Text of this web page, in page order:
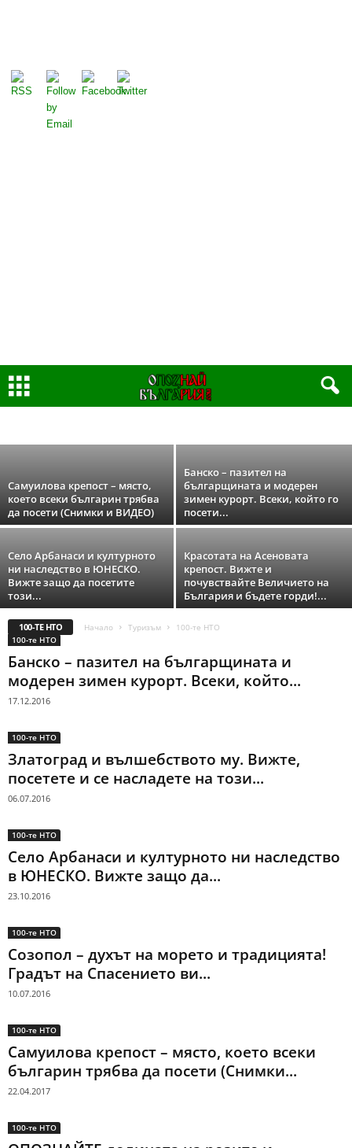
МАНАСТИРИ, ЦЪРКВИ И СВЕТИ МЕСТА
ПРИРОДНИ ЗАБЕЛЕЖИТЕЛНОСТИ
СЕЛА
ЯЗОВИРИ, РЕКИ, ЕЗЕРА
Храм край Земен привлича туристи с
хилядолетна ТАЙНА! (Снимки и ВИДЕО)
Ключът за оцеляването на…
Самуилова крепост – място,
което всеки българин трябва
да посети (Снимки и ВИДЕО)
Банско – пазител на
българщината и модерен
зимен курорт. Всеки, който го
посети...
Село Арбанаси и културното
ни наследство в ЮНЕСКО.
Вижте защо да посетите
този...
Красотата на Асеновата
крепост. Вижте и
почувствайте Величието на
България и бъдете горди!...
100-ТЕ НТО Начало Туризъм
100-те НТО
100-те НТО
Банско – пазител на българщината и
модерен зимен курорт. Всеки, който...
17.12.2016
100-те НТО
Златоград и вълшебството му. Вижте,
посетете и се насладете на този...
06.07.2016
100-те НТО
Село Арбанаси и културното ни наследство
в ЮНЕСКО. Вижте защо да...
23.10.2016
100-те НТО
Созопол – духът на морето и традицията!
Градът на Спасението ви...
10.07.2016
100-те НТО
Самуилова крепост – място, което всеки
българин трябва да посети (Снимки...
22.04.2017
100-те НТО